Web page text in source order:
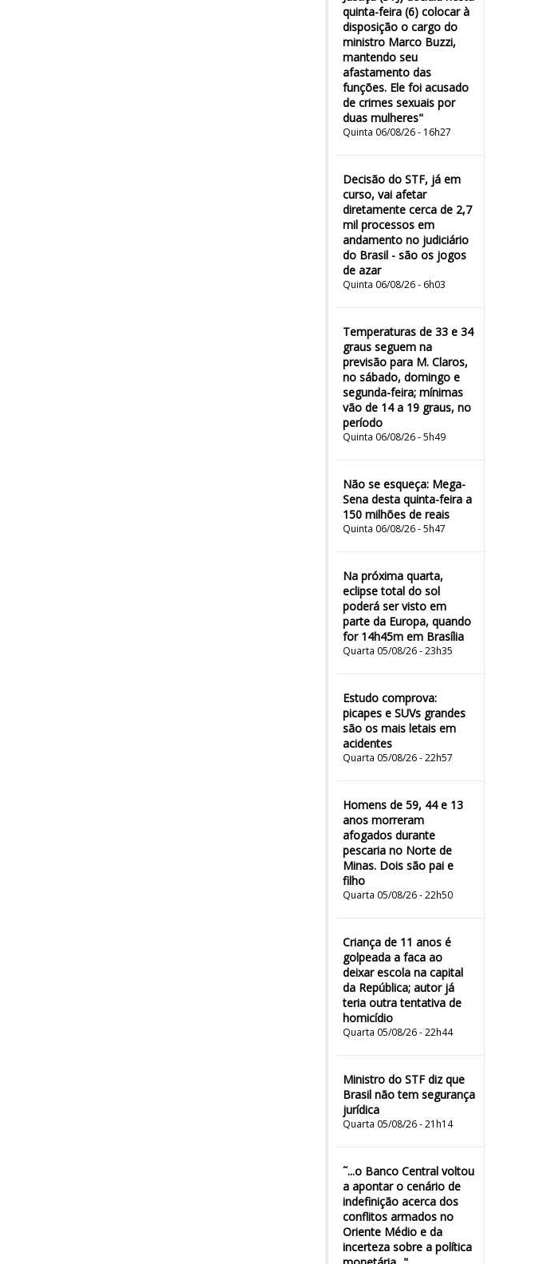
quinta-feira (6) colocar à
disposição o cargo do
ministro Marco Buzzi,
mantendo seu
afastamento das
funções. Ele foi acusado
de crimes sexuais por
duas mulheres"
Quinta 06/08/26 - 16h27
Decisão do STF, já em
curso, vai afetar
diretamente cerca de 2,7
mil processos em
andamento no judiciário
do Brasil - são os jogos
de azar
Quinta 06/08/26 - 6h03
Temperaturas de 33 e 34
graus seguem na
previsão para M. Claros,
no sábado, domingo e
segunda-feira; mínimas
vão de 14 a 19 graus, no
período
Quinta 06/08/26 - 5h49
Não se esqueça: Mega-
Sena desta quinta-feira a
150 milhões de reais
Quinta 06/08/26 - 5h47
Na próxima quarta,
eclipse total do sol
poderá ser visto em
parte da Europa, quando
for 14h45m em Brasília
Quarta 05/08/26 - 23h35
Estudo comprova:
picapes e SUVs grandes
são os mais letais em
acidentes
Quarta 05/08/26 - 22h57
Homens de 59, 44 e 13
anos morreram
afogados durante
pescaria no Norte de
Minas. Dois são pai e
filho
Quarta 05/08/26 - 22h50
Criança de 11 anos é
golpeada a faca ao
deixar escola na capital
da República; autor já
teria outra tentativa de
homicídio
Quarta 05/08/26 - 22h44
Ministro do STF diz que
Brasil não tem segurança
jurídica
Quarta 05/08/26 - 21h14
˜...o Banco Central voltou
a apontar o cenário de
indefinição acerca dos
conflitos armados no
Oriente Médio e da
incerteza sobre a política